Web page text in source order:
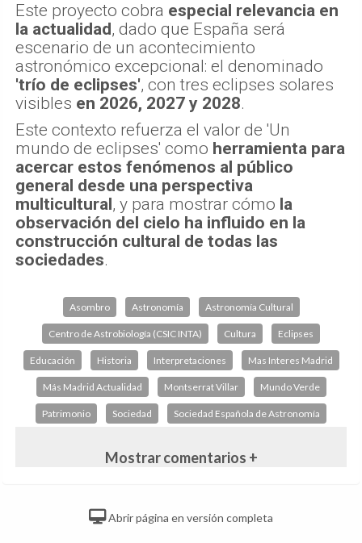
Este proyecto cobra especial relevancia en
la actualidad, dado que España será
escenario de un acontecimiento
astronómico excepcional: el denominado
'trío de eclipses', con tres eclipses solares
visibles en 2026, 2027 y 2028.
Este contexto refuerza el valor de 'Un
mundo de eclipses' como herramienta para
acercar estos fenómenos al público
general desde una perspectiva
multicultural , y para mostrar cómo la
observación del cielo ha influido en la
construcción cultural de todas las
sociedades.
Asombro Astronomía Astronomía Cultural
Centro de Astrobiología (CSIC INTA) Cultura Eclipses
Educación Historia Interpretaciones Mas Interes Madrid
Más Madrid Actualidad Montserrat Villar Mundo Verde
Patrimonio Sociedad Sociedad Española de Astronomía
Mostrar comentarios +
Abrir página en versión completa